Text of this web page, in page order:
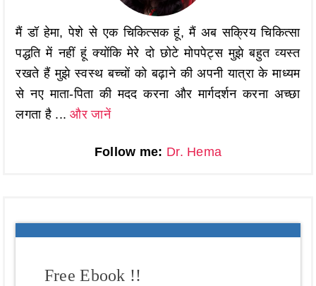
मैं डॉ हेमा, पेशे से एक चिकित्सक हूं, मैं अब सक्रिय चिकित्सा
पद्धति में नहीं हूं क्योंकि मेरे दो छोटे मोपपेट्स मुझे बहुत व्यस्त
रखते हैं मुझे स्वस्थ बच्चों को बढ़ाने की अपनी यात्रा के माध्यम
से नए माता-पिता की मदद करना और मार्गदर्शन करना अच्छा
लगता है ...और जानें
Follow me: Dr. Hema
Free Ebook !!